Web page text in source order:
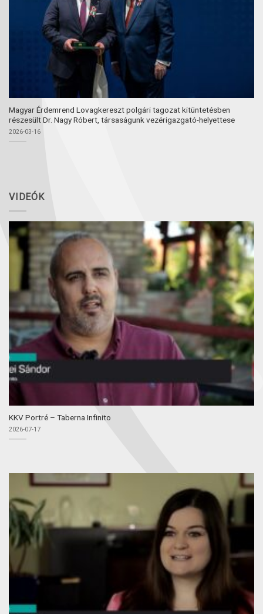
Magyar Érdemrend Lovagkereszt polgári tagozat kitüntetésben
részesült Dr. Nagy Róbert, társaságunk vezérigazgató-helyettese
2026-03-16
VIDEÓK
KKV Portré – Taberna Infinito
2026-07-17